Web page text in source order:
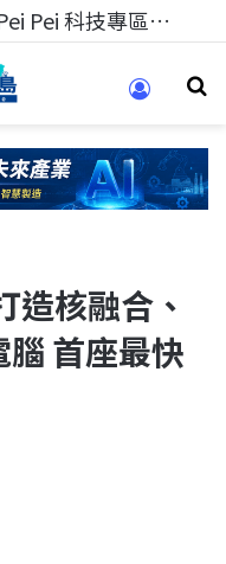
科技人的經驗傳承地！在 Pei Pei 科技專區，與學弟妹交流最硬核的技術
造核融合、
首座最快